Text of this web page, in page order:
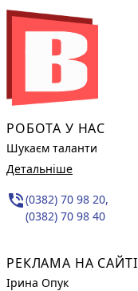
РОБОТА У НАС
Шукаєм таланти
Детальніше
phone_in_talk(0382) 70 98 20,
(0382) 70 98 40
РЕКЛАМА НА САЙТІ
Ірина Опук